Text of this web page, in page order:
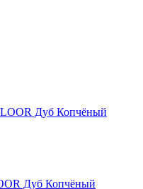
Дуб Копчёный